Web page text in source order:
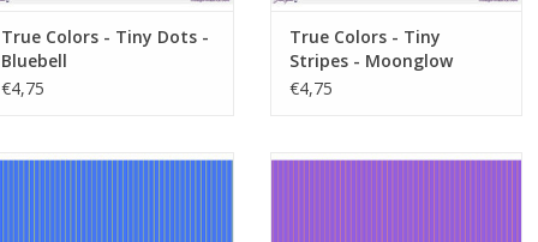
True Colors - Tiny Dots -
Bluebell
€4,75
True Colors - Tiny
Stripes - Moonglow
€4,75
blauw met gele streep
paars met oranje dunne streep